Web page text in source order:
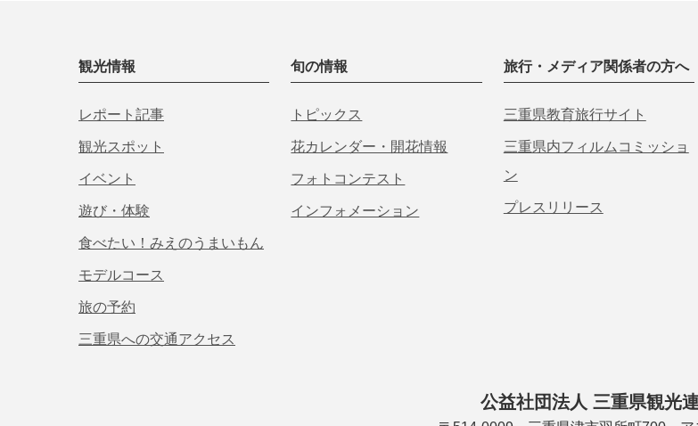
観光情報
レポート記事
観光スポット
イベント
遊び・体験
食べたい！みえのうまいもん
モデルコース
旅の予約
三重県への交通アクセス
旬の情報
トピックス
花カレンダー・開花情報
フォトコンテスト
インフォメーション
旅行・メディア関係者の方へ
三重県教育旅行サイト
三重県内フィルムコミッショ
ン
プレスリリース
公益社団法人 三重県観光